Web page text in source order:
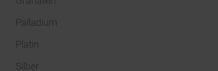
Palladium
Platin
Silber